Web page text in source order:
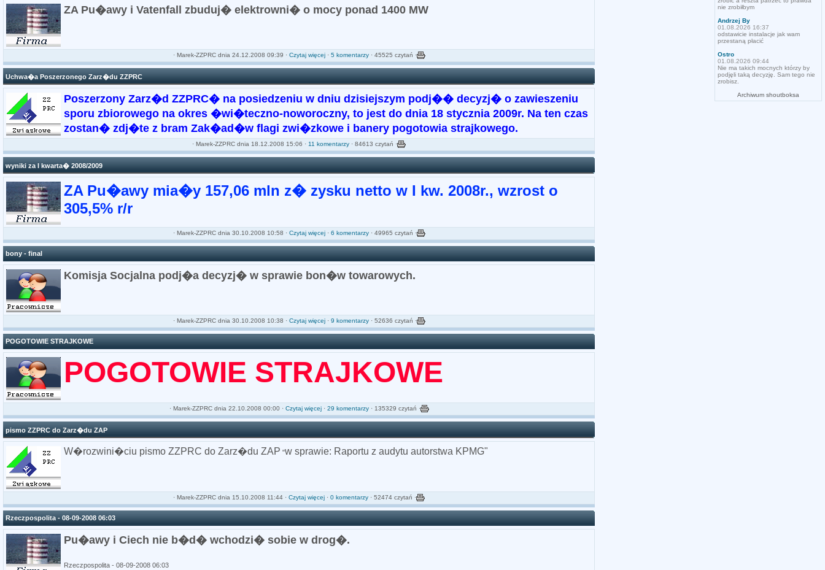
ZA Pu�awy i Vatenfall zbuduj� elektrowni� o mocy ponad 1400 MW
· Marek-ZZPRCdnia 24.12.2008 09:39 · Czytaj więcej· 5 komentarzy· 45525 czytań ·
Uchwa�a Poszerzonego Zarz�du ZZPRC
Poszerzony Zarz�d ZZPRC� na posiedzeniu w dniu dzisiejszym podj�� decyzj� o zawieszeniu
sporu zbiorowego na okres �wi�teczno-noworoczny, to jest do dnia 18 stycznia 2009r. Na ten czas
zostan� zdj�te z bram Zak�ad�w flagi zwi�zkowe i banery pogotowia strajkowego.
· Marek-ZZPRC dnia 18.12.2008 15:06 · 11 komentarzy · 84613 czytań ·
wyniki za I kwarta� 2008/2009
ZA Pu�awy mia�y 157,06 mln z� zysku netto w I kw. 2008r., wzrost o
305,5% r/r
· Marek-ZZPRCdnia 30.10.2008 10:58 · Czytaj więcej· 6 komentarzy· 49965 czytań ·
bony - final
Komisja Socjalna podj�a decyzj� w sprawie bon�w towarowych.
· Marek-ZZPRCdnia 30.10.2008 10:38 · Czytaj więcej· 9 komentarzy· 52636 czytań ·
POGOTOWIE STRAJKOWE
POGOTOWIE STRAJKOWE
· Marek-ZZPRCdnia 22.10.2008 00:00 · Czytaj więcej· 29 komentarzy· 135329 czytań ·
pismo ZZPRC do Zarz�du ZAP
W�rozwini�ciu pismo ZZPRC do Zarz�du ZAP "w sprawie: Raportu z audytu autorstwa KPMG"
· Marek-ZZPRC dnia 15.10.2008 11:44 · Czytaj więcej · 0 komentarzy · 52474 czytań ·
Rzeczpospolita - 08-09-2008 06:03
Pu�awy i Ciech nie b�d� wchodzi� sobie w drog�.
Rzeczpospolita - 08-09-2008 06:03
nie zrobiłbym
Andrzej By
01.08.2026 16:37
odstawicie instalacje jak wam
przestaną płacić
Ostro
01.08.2026 09:44
Nie ma takich mocnych którzy by
podjęli taką decyzję. Sam tego nie
zrobisz.
Archiwum shoutboksa